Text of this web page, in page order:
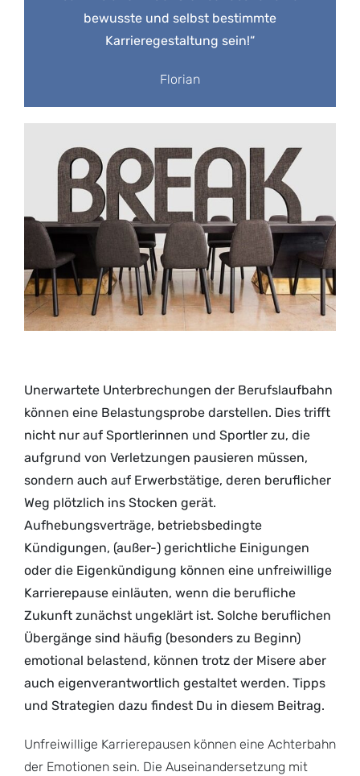
bewusste und selbst bestimmte
Karrieregestaltung sein!“
Florian
Unerwartete Unterbrechungen der Berufslaufbahn
können eine Belastungsprobe darstellen. Dies trifft
nicht nur auf Sportlerinnen und Sportler zu, die
aufgrund von Verletzungen pausieren müssen,
sondern auch auf Erwerbstätige, deren beruflicher
Weg plötzlich ins Stocken gerät.
Aufhebungsverträge, betriebsbedingte
Kündigungen, (außer-) gerichtliche Einigungen
oder die Eigenkündigung können eine unfreiwillige
Karrierepause einläuten, wenn die berufliche
Zukunft zunächst ungeklärt ist. Solche beruflichen
Übergänge sind häufig (besonders zu Beginn)
emotional belastend, können trotz der Misere aber
auch eigenverantwortlich gestaltet werden. Tipps
und Strategien dazu findest Du in diesem Beitrag.
Unfreiwillige Karrierepausen können eine Achterbahn
der Emotionen sein. Die Auseinandersetzung mit